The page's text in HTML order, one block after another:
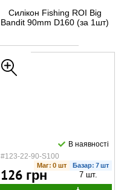
Силікон Fishing ROI Big
Bandit 90mm D160 (за 1шт)
#123-22-90-S100
В наявності
Маг: 0 шт Базар: 7 шт
126 грн 7 шт.